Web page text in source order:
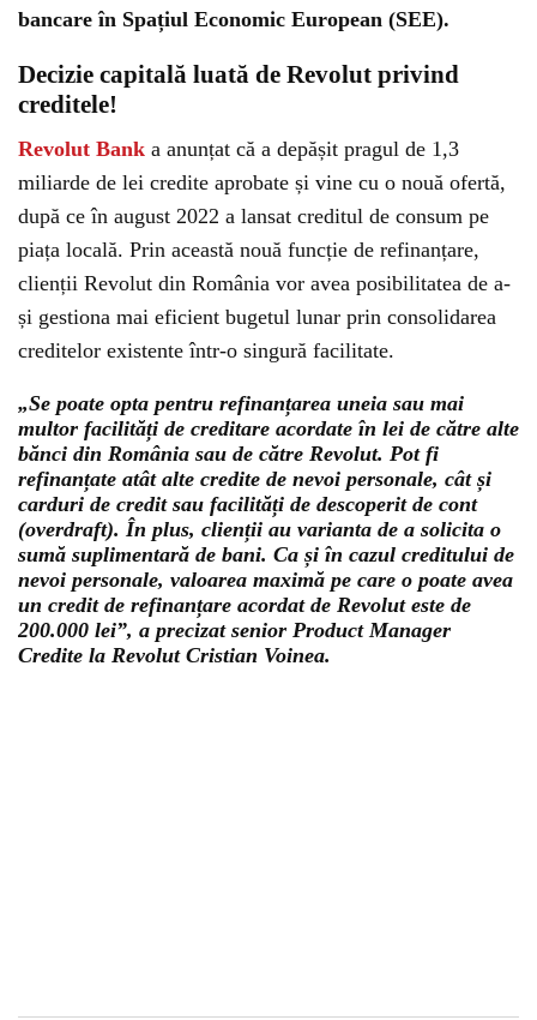
bancare în Spațiul Economic European (SEE).
Decizie capitală luată de Revolut privind
creditele!
Revolut Bank a anunțat că a depășit pragul de 1,3
miliarde de lei credite aprobate și vine cu o nouă ofertă,
după ce în august 2022 a lansat creditul de consum pe
piața locală. Prin această nouă funcție de refinanțare,
clienții Revolut din România vor avea posibilitatea de a-
și gestiona mai eficient bugetul lunar prin consolidarea
creditelor existente într-o singură facilitate.
„Se poate opta pentru refinanțarea uneia sau mai
multor facilități de creditare acordate în lei de către alte
bănci din România sau de către Revolut. Pot fi
refinanțate atât alte credite de nevoi personale, cât și
carduri de credit sau facilități de descoperit de cont
(overdraft). În plus, clienții au varianta de a solicita o
sumă suplimentară de bani. Ca și în cazul creditului de
nevoi personale, valoarea maximă pe care o poate avea
un credit de refinanțare acordat de Revolut este de
200.000 lei”, a precizat senior Product Manager
Credite la Revolut Cristian Voinea.